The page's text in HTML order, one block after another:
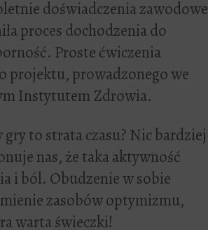
doświadczenia zawodowe
proces dochodzenia do
Proste ćwiczenia
projektu, prowadzonego we
Instytutem Zdrowia.
to strata czasu? Nic bardziej
nas, że taka aktywność
i ból. Obudzenie w sobie
zasobów optymizmu,
warta świeczki!